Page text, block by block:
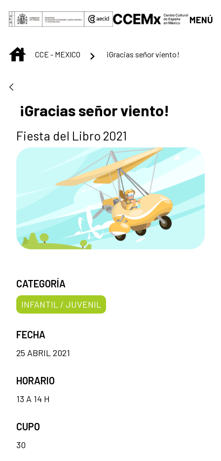
Saltar al contenido principal
MENÚ
INICIOCCE - MEXICO ¡Gracias señor viento!
¡Gracias señor viento!
Fiesta del Libro 2021
CATEGORÍA
INFANTIL / JUVENIL
FECHA
25 ABRIL 2021
HORARIO
13 A 14 H
CUPO
30